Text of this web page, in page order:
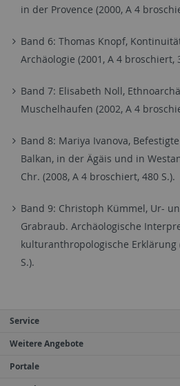
in der Provence (2000, A 4
Band 6: Thomas Knopf,
Archäologie (2001, A 4 broschiert,
Band 7: Elisabeth Noll,
Muschelhaufen (2002, A 4
Band 8: Mariya Ivanova,
Balkan, in der Ägäis und in
Chr. (2008, A 4 broschiert, 480 S.).
Band 9: Christoph Kümmel, Ur-
Grabraub. Archäologische
kulturanthropologische Erklärung
S.).
Service
Weitere Angebote
Portale